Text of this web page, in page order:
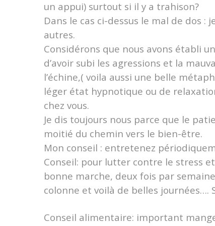
un appui) surtout si il y a trahison?
Dans le cas ci-dessus le mal de dos :
autres.
Considérons que nous avons établi
d’avoir subi les agressions et la
l’échine,( voila aussi une belle
léger état hypnotique ou de
chez vous.
Je dis toujours nous parce que le
moitié du chemin vers le bien-être.
Mon conseil : entretenez
Conseil: pour lutter contre le stress
bonne marche, deux fois par
colonne et voilà de belles journées….
Conseil alimentaire: important